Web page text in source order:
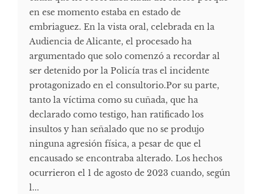
en ese momento estaba en estado de
embriaguez. En la vista oral, celebrada en la
Audiencia de Alicante, el procesado ha
argumentado que solo comenzó a recordar al
ser detenido por la Policía tras el incidente
protagonizado en el consultorio.Por su parte,
tanto la víctima como su cuñada, que ha
declarado como testigo, han ratificado los
insultos y han señalado que no se produjo
ninguna agresión física, a pesar de que el
encausado se encontraba alterado. Los hechos
ocurrieron el 1 de agosto de 2023 cuando, según
l...